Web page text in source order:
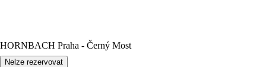
HORNBACH Praha - Černý Most
Nelze rezervovat